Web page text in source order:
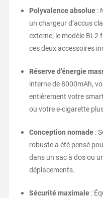
Polyvalence absolue:
un chargeur d’accus
externe, le modèle BL2
ces deux accessoires
Réserve d’énergie
interne de 8000mAh,
entièrement votre
ou votre e-cigarette
Conception nomade:
robuste a été pensé
dans un sac à dos ou
déplacements.
Sécurité maximale: